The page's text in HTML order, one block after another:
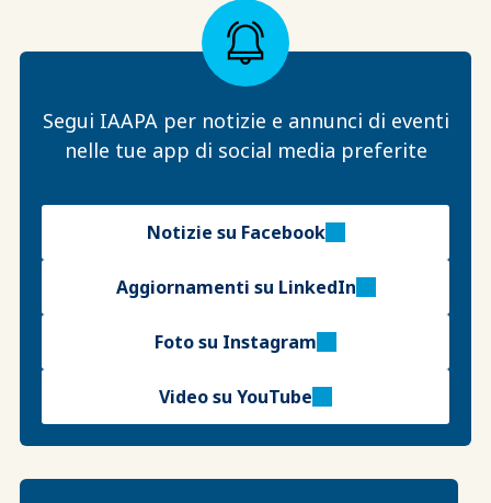
Segui IAAPA per notizie e annunci di eventi
nelle tue app di social media preferite
Notizie su Facebook
Aggiornamenti su LinkedIn
Foto su Instagram
Video su YouTube